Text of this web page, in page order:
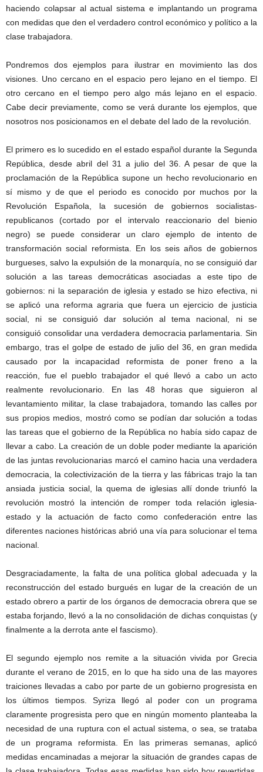
haciendo colapsar al actual sistema e implantando un programa
con medidas que den el verdadero control económico y político a la
clase trabajadora.
Pondremos dos ejemplos para ilustrar en movimiento las dos
visiones. Uno cercano en el espacio pero lejano en el tiempo. El
otro cercano en el tiempo pero algo más lejano en el espacio.
Cabe decir previamente, como se verá durante los ejemplos, que
nosotros nos posicionamos en el debate del lado de la revolución.
El primero es lo sucedido en el estado español durante la Segunda
República, desde abril del 31 a julio del 36. A pesar de que la
proclamación de la República supone un hecho revolucionario en
sí mismo y de que el periodo es conocido por muchos por la
Revolución Española, la sucesión de gobiernos socialistas-
republicanos (cortado por el intervalo reaccionario del bienio
negro) se puede considerar un claro ejemplo de intento de
transformación social reformista. En los seis años de gobiernos
burgueses, salvo la expulsión de la monarquía, no se consiguió dar
solución a las tareas democráticas asociadas a este tipo de
gobiernos: ni la separación de iglesia y estado se hizo efectiva, ni
se aplicó una reforma agraria que fuera un ejercicio de justicia
social, ni se consiguió dar solución al tema nacional, ni se
consiguió consolidar una verdadera democracia parlamentaria. Sin
embargo, tras el golpe de estado de julio del 36, en gran medida
causado por la incapacidad reformista de poner freno a la
reacción, fue el pueblo trabajador el qué llevó a cabo un acto
realmente revolucionario. En las 48 horas que siguieron al
levantamiento militar, la clase trabajadora, tomando las calles por
sus propios medios, mostró como se podían dar solución a todas
las tareas que el gobierno de la República no había sido capaz de
llevar a cabo. La creación de un doble poder mediante la aparición
de las juntas revolucionarias marcó el camino hacia una verdadera
democracia, la colectivización de la tierra y las fábricas trajo la tan
ansiada justicia social, la quema de iglesias allí donde triunfó la
revolución mostró la intención de romper toda relación iglesia-
estado y la actuación de facto como confederación entre las
diferentes naciones históricas abrió una vía para solucionar el tema
nacional.
Desgraciadamente, la falta de una política global adecuada y la
reconstrucción del estado burgués en lugar de la creación de un
estado obrero a partir de los órganos de democracia obrera que se
estaba forjando, llevó a la no consolidación de dichas conquistas (y
finalmente a la derrota ante el fascismo).
El segundo ejemplo nos remite a la situación vivida por Grecia
durante el verano de 2015, en lo que ha sido una de las mayores
traiciones llevadas a cabo por parte de un gobierno progresista en
los últimos tiempos. Syriza llegó al poder con un programa
claramente progresista pero que en ningún momento planteaba la
necesidad de una ruptura con el actual sistema, o sea, se trataba
de un programa reformista. En las primeras semanas, aplicó
medidas encaminadas a mejorar la situación de grandes capas de